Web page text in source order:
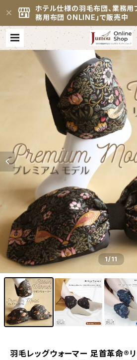
ホテル仕様の羽毛布団、業務用
務用布団 ONLINE」で販売中
1/11
羽毛レッグウォーマー 足首革命®リ